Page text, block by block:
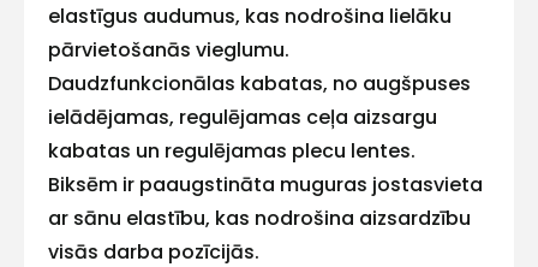
elastīgus audumus, kas nodrošina lielāku
pārvietošanās vieglumu.
Daudzfunkcionālas kabatas, no augšpuses
ielādējamas, regulējamas ceļa aizsargu
kabatas un regulējamas plecu lentes.
Biksēm ir paaugstināta muguras jostasvieta
ar sānu elastību, kas nodrošina aizsardzību
visās darba pozīcijās.
Kontakttālrunis
Ziņojums